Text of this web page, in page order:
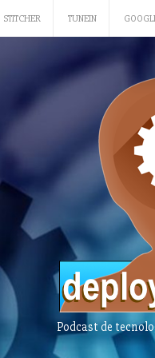
STITCHER TUNEIN
Podcast de